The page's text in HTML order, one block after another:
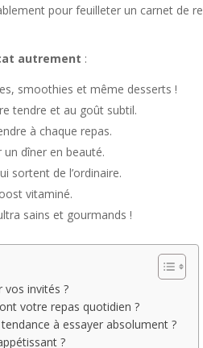
pour feuilleter un carnet
autrement :
smoothies et même desserts !
tendre et au goût subtil.
à chaque repas.
dîner en beauté.
sortent de l’ordinaire.
vitaminé.
sains et gourmands !
vos invités ?
votre repas quotidien ?
à essayer absolument ?
?